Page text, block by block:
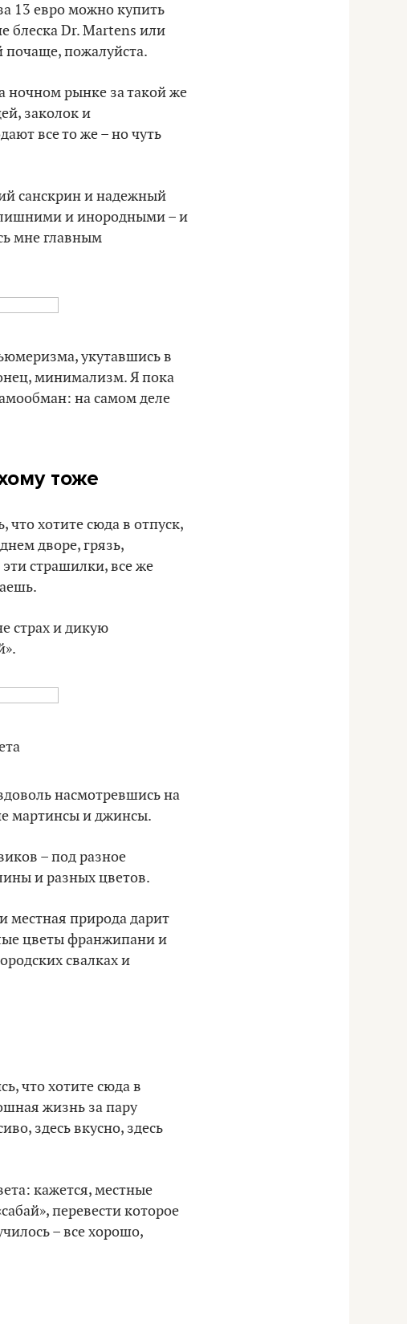
13 евро можно купить
блеска Dr. Martens или
почаще, пожалуйста.
ночном рынке за такой же
заколок и
все то же – но чуть
санскрин и надежный
и инородными – и
мне главным
укутавшись в
минимализм. Я пока
на самом деле
тоже
что хотите сюда в отпуск,
дворе, грязь,
страшилки, все же
страх и дикую
насмотревшись на
мартинсы и джинсы.
– под разное
и разных цветов.
местная природа дарит
цветы франжипани и
свалках и
что хотите сюда в
жизнь за пару
здесь вкусно, здесь
кажется, местные
перевести которое
– все хорошо,